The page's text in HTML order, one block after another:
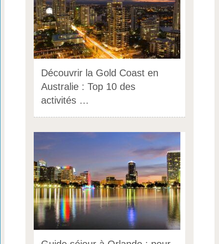
Découvrir la Gold Coast en
Australie : Top 10 des
activités …